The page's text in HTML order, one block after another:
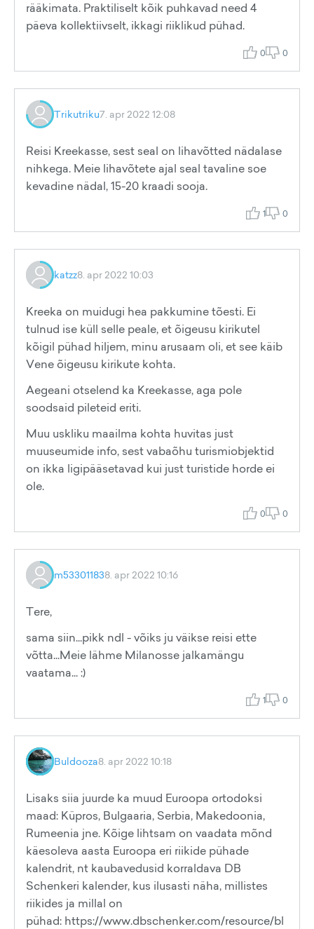
rääkimata. Praktiliselt kõik puhkavad need 4
päeva kollektiivselt, ikkagi riiklikud pühad.
0 0
Trikutriku7. apr 2022 12:08
Reisi Kreekasse, sest seal on lihavõtted nädalase
nihkega. Meie lihavõtete ajal seal tavaline soe
kevadine nädal, 15-20 kraadi sooja.
1 0
katzz8. apr 2022 10:03
Kreeka on muidugi hea pakkumine tõesti. Ei
tulnud ise küll selle peale, et õigeusu kirikutel
kõigil pühad hiljem, minu arusaam oli, et see käib
Vene õigeusu kirikute kohta.
Aegeani otselend ka Kreekasse, aga pole
soodsaid pileteid eriti.
Muu uskliku maailma kohta huvitas just
muuseumide info, sest vabaõhu turismiobjektid
on ikka ligipääsetavad kui just turistide horde ei
ole.
0 0
m533011838. apr 2022 10:16
Tere,
sama siin...pikk ndl - võiks ju väikse reisi ette
võtta...Meie lähme Milanosse jalkamängu
vaatama... :)
1 0
Buldooza8. apr 2022 10:18
Lisaks siia juurde ka muud Euroopa ortodoksi
maad: Küpros, Bulgaaria, Serbia, Makedoonia,
Rumeenia jne. Kõige lihtsam on vaadata mõnd
käesoleva aasta Euroopa eri riikide pühade
kalendrit, nt kaubavedusid korraldava DB
Schenkeri kalender, kus ilusasti näha, millistes
riikides ja millal on
pühad: https://www.dbschenker.com/resource/bl